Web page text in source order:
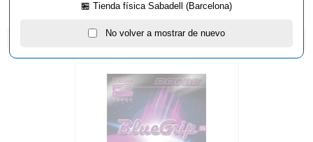
ARTÍCULOS QUE TE PUEDEN INTERESAR...
🏪 Tienda física Sabadell (Barcelona)
No volver a mostrar de nuevo